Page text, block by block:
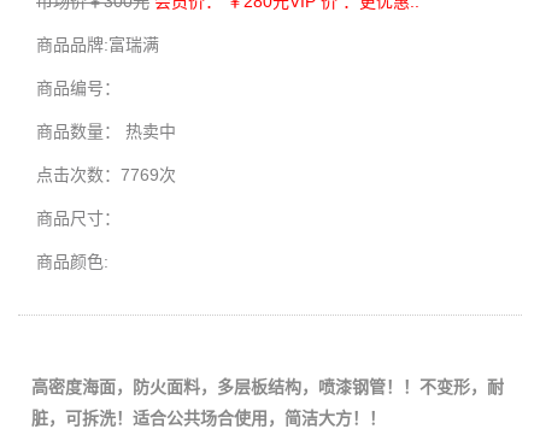
商品品牌:富瑞满
商品编号：
商品数量： 热卖中
点击次数：7769次
商品尺寸：
商品颜色:
高密度海面，防火面料，多层板结构，喷漆钢管！！不变形，耐
脏，可拆洗！适合公共场合使用，简洁大方！！